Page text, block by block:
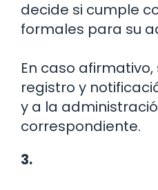
decide si cumple
formales para su
En caso
registro y
y a la
correspondiente.
3.